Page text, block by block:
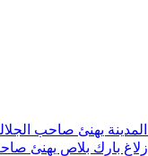
الجلالة بمناسبة الذكرى
زلاغ بارك بلاص